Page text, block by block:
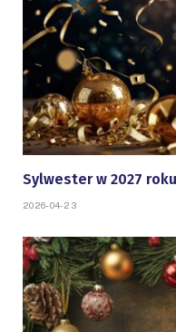
Sylwester w 2027 roku
2026-04-23